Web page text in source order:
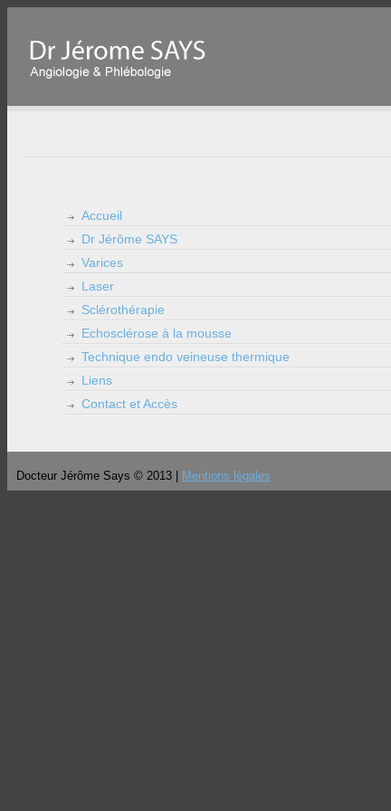
Accueil
Dr Jérôme SAYS
Varices
Laser
Sclérothérapie
Echosclérose à la mousse
Technique endo veineuse thermique
Liens
Contact et Accès
Docteur Jérôme Says © 2013 | Mentions légales